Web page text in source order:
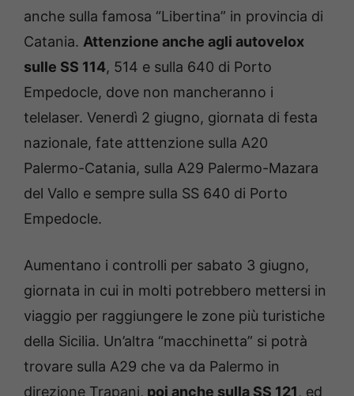
anche sulla famosa “Libertina” in provincia di
Catania. Attenzione anche agli autovelox
sulle SS 114, 514 e sulla 640 di Porto
Empedocle, dove non mancheranno i
telelaser. Venerdì 2 giugno, giornata di festa
nazionale, fate atttenzione sulla A20
Palermo-Catania, sulla A29 Palermo-Mazara
del Vallo e sempre sulla SS 640 di Porto
Empedocle.
Aumentano i controlli per sabato 3 giugno,
giornata in cui in molti potrebbero mettersi in
viaggio per raggiungere le zone più turistiche
della Sicilia. Un’altra “macchinetta” si potrà
trovare sulla A29 che va da Palermo in
direzione Trapani, poi anche sulla SS 121, ed